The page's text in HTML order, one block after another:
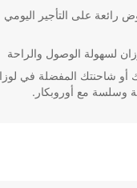
رائعة على التأجير اليومي
لسهولة الوصول والراحة
أو شاحنتك المفضلة في
وسلسة مع أوروبكار.